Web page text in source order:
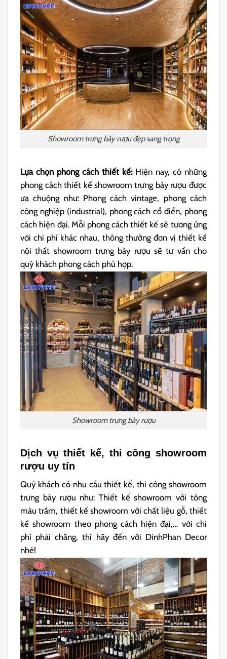
Showroom trưng bày rượu đẹp sang trọng
Lựa chọn phong cách thiết kế:Hiện nay, có những
phong cách thiết kế showroom trưng bày rượu được
ưa chuộng như: Phong cách vintage, phong cách
công nghiệp (industrial), phong cách cổ điển, phong
cách hiện đại. Mỗi phong cách thiết kế sẽ tương ứng
với chi phí khác nhau, thông thường đơn vị thiết kế
nội thất showroom trưng bày rượu sẽ tư vấn cho
quý khách phong cách phù hợp.
Showroom trưng bày rượu
Dịch vụ thiết kế, thi công showroom
rượu uy tín
Quý khách có nhu cầu thiết kế, thi công showroom
trưng bày rượu như: Thiết kế showroom với tông
màu trầm, thiết kế showroom với chất liệu gỗ, thiết
kế showroom theo phong cách hiện đại,… với chi
phí phải chăng, thì hãy đến với DinhPhan Decor
nhé!